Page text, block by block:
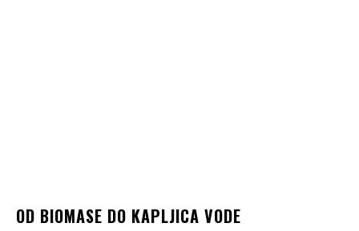
OD BIOMASE DO KAPLJICA VODE